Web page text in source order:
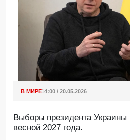
В МИРЕ14:00 / 20.05.2026
Выборы президента Украины
весной 2027 года.